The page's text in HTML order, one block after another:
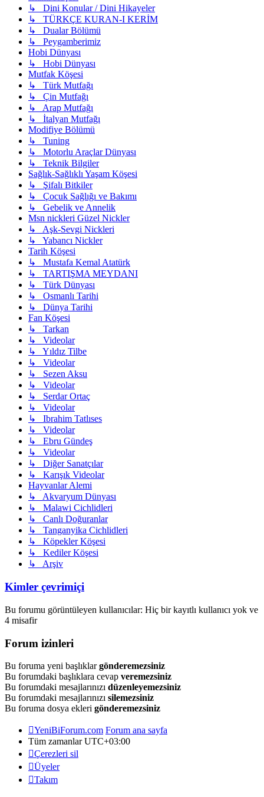
↳ Dini Konular / Dini Hikayeler
↳ TÜRKÇE KURAN-I KERİM
↳ Dualar Bölümü
↳ Peygamberimiz
Hobi Dünyası
↳ Hobi Dünyası
Mutfak Köşesi
↳ Türk Mutfağı
↳ Çin Mutfağı
↳ Arap Mutfağı
↳ İtalyan Mutfağı
Modifiye Bölümü
↳ Tuning
↳ Motorlu Araçlar Dünyası
↳ Teknik Bilgiler
Sağlık-Sağlıklı Yaşam Köşesi
↳ Şifalı Bitkiler
↳ Çocuk Sağlığı ve Bakımı
↳ Gebelik ve Annelik
Msn nickleri Güzel Nickler
↳ Aşk-Sevgi Nickleri
↳ Yabancı Nickler
Tarih Köşesi
↳ Mustafa Kemal Atatürk
↳ TARTIŞMA MEYDANI
↳ Türk Dünyası
↳ Osmanlı Tarihi
↳ Dünya Tarihi
Fan Köşesi
↳ Tarkan
↳ Videolar
↳ Yıldız Tilbe
↳ Videolar
↳ Sezen Aksu
↳ Videolar
↳ Serdar Ortaç
↳ Videolar
↳ Ibrahim Tatlıses
↳ Videolar
↳ Ebru Gündeş
↳ Videolar
↳ Diğer Sanatçılar
↳ Karışık Videolar
Hayvanlar Alemi
↳ Akvaryum Dünyası
↳ Malawi Cichlidleri
↳ Canlı Doğuranlar
↳ Tanganyika Cichlidleri
↳ Köpekler Köşesi
↳ Kediler Köşesi
↳ Arşiv
Kimler çevrimiçi
Bu forumu görüntüleyen kullanıcılar: Hiç bir kayıtlı kullanıcı yok ve
4 misafir
Forum izinleri
Bu foruma yeni başlıklargönderemezsiniz
Bu forumdaki başlıklara cevap veremezsiniz
Bu forumdaki mesajlarınızı düzenleyemezsiniz
Bu forumdaki mesajlarınızı silemezsiniz
Bu foruma dosya ekleri gönderemezsiniz
YeniBiForum.com Forum ana sayfa
Tüm zamanlarUTC+03:00
Çerezleri sil
Üyeler
Takım